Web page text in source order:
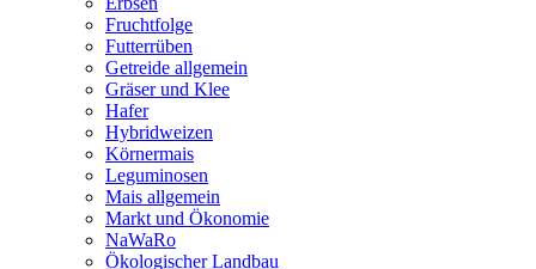
Fruchtfolge
Futterrüben
Getreide allgemein
Gräser und Klee
Hafer
Hybridweizen
Körnermais
Leguminosen
Mais allgemein
Markt und Ökonomie
NaWaRo
Ökologischer Landbau